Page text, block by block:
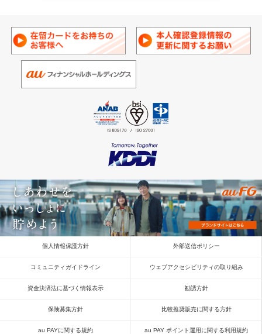
個人情報保護方針 外部送信ポリシー
コミュニティガイドライン ウェブアクセシビリティの取り組み
資金決済法に基づく情報表示 勧誘方針
保険募集方針 比較推奨販売に関する方針
au PAYに関する規約 au PAY ポイント運用に関する利用規約